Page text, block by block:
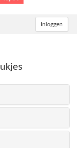
Inloggen